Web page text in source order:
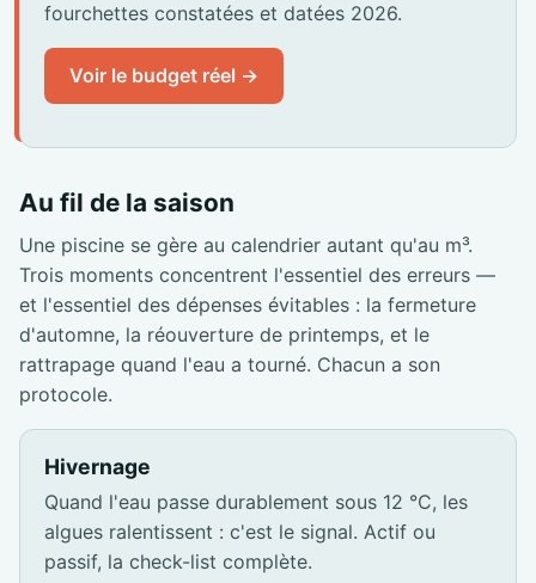
fourchettes constatées et datées 2026.
Voir le budget réel →
Au fil de la saison
Une piscine se gère au calendrier autant qu'au m³.
Trois moments concentrent l'essentiel des erreurs —
et l'essentiel des dépenses évitables : la fermeture
d'automne, la réouverture de printemps, et le
rattrapage quand l'eau a tourné. Chacun a son
protocole.
Hivernage
Quand l'eau passe durablement sous 12 °C, les
algues ralentissent : c'est le signal. Actif ou
passif, la check-list complète.